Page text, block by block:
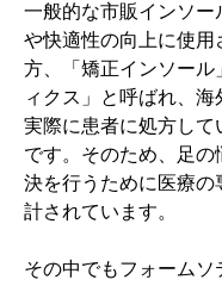
一般的な市販インソー
や快適性の向上に使用
方、「矯正インソール
ィクス」と呼ばれ、
実際に患者に処方して
です。そのため、足の
決を行うために医療の
計されています。
その中でもフォームソ